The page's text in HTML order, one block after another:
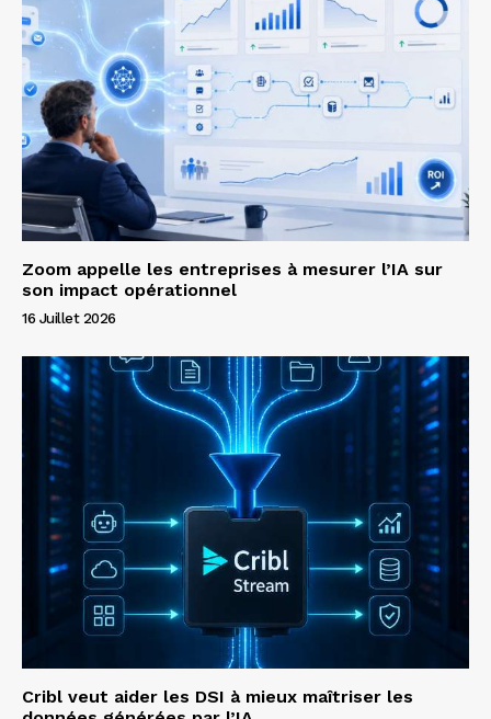
Zoom appelle les entreprises à mesurer l’IA sur
son impact opérationnel
16 Juillet 2026
Cribl veut aider les DSI à mieux maîtriser les